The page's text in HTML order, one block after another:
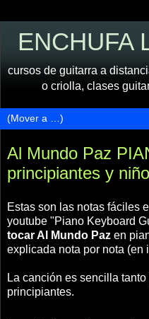
ENCHUFA
cursos de guitarra a
o criolla, clases
Al Mundo Paz
principiantes y
Estas son las notas fáciles
youtube "Piano Keyboard
tocar Al Mundo Paz en
explicada nota por nota (en
La canción es sencilla
principiantes.